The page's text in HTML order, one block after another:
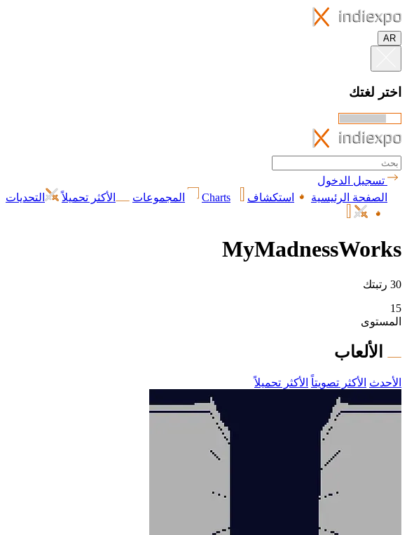
AR
اختر لغتك
تسجيل الدخول
الصفحة الرئيسية
استكشاف Charts المجموعات الأكثر تحميلاً التحديات
MyMadnessWorks
30 رتبتك
15
المستوى
الألعاب
الأحدث الأكثر تصويتاً الأكثر تحميلاً